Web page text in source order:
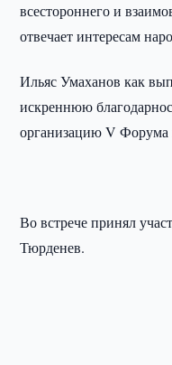
всестороннего и
отвечает интересам
Ильяс Умаханов как
искреннюю
организацию V Форума
Во встрече принял
Тюрденев.